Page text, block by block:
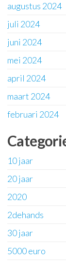
augustus 2024
juli 2024
juni 2024
mei 2024
april 2024
maart 2024
februari 2024
10 jaar
20 jaar
2020
2dehands
30 jaar
5000 euro